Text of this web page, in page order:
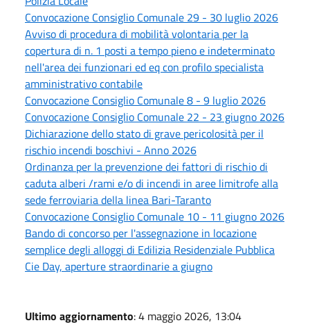
Convocazione Consiglio Comunale 29 - 30 luglio 2026
Avviso di procedura di mobilità volontaria per la
copertura di n. 1 posti a tempo pieno e indeterminato
nell'area dei funzionari ed eq con profilo specialista
amministrativo contabile
Convocazione Consiglio Comunale 8 - 9 luglio 2026
Convocazione Consiglio Comunale 22 - 23 giugno 2026
Dichiarazione dello stato di grave pericolosità per il
rischio incendi boschivi - Anno 2026
Ordinanza per la prevenzione dei fattori di rischio di
caduta alberi /rami e/o di incendi in aree limitrofe alla
sede ferroviaria della linea Bari-Taranto
Convocazione Consiglio Comunale 10 - 11 giugno 2026
Bando di concorso per l'assegnazione in locazione
semplice degli alloggi di Edilizia Residenziale Pubblica
Cie Day, aperture straordinarie a giugno
Ultimo aggiornamento: 4 maggio 2026, 13:04